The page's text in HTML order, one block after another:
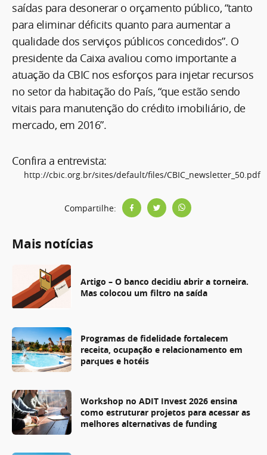
saídas para desonerar o orçamento público, “tanto
para eliminar déficits quanto para aumentar a
qualidade dos serviços públicos concedidos”. O
presidente da Caixa avaliou como importante a
atuação da CBIC nos esforços para injetar recursos
no setor da habitação do País, “que estão sendo
vitais para manutenção do crédito imobiliário, de
mercado, em 2016”.
Confira a entrevista:
http://cbic.org.br/sites/default/files/CBIC_newsletter_50.pdf
Compartilhe:
Mais notícias
Artigo – O banco decidiu abrir a torneira.
Mas colocou um filtro na saída
Programas de fidelidade fortalecem
receita, ocupação e relacionamento em
parques e hotéis
Workshop no ADIT Invest 2026 ensina
como estruturar projetos para acessar as
melhores alternativas de funding